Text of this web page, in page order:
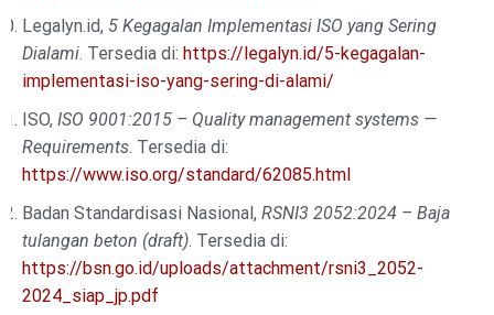
Legalyn.id, 5 Kegagalan Implementasi ISO yang Sering
Dialami. Tersedia di: https://legalyn.id/5-kegagalan-
implementasi-iso-yang-sering-di-alami/
ISO, ISO 9001:2015 – Quality management systems —
Requirements. Tersedia di:
https://www.iso.org/standard/62085.html
Badan Standardisasi Nasional, RSNI3 2052:2024 – Baja
tulangan beton (draft). Tersedia di:
https://bsn.go.id/uploads/attachment/rsni3_2052-
2024_siap_jp.pdf